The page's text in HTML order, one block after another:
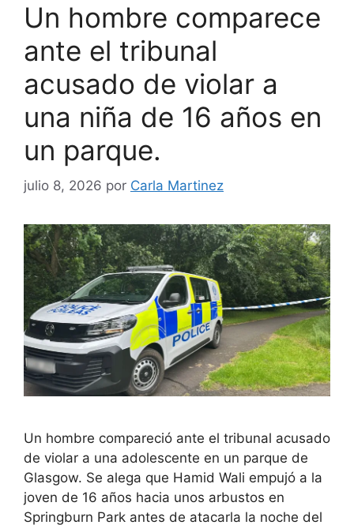
Un hombre comparece
ante el tribunal
acusado de violar a
una niña de 16 años en
un parque.
julio 8, 2026 por Carla Martinez
Un hombre compareció ante el tribunal acusado
de violar a una adolescente en un parque de
Glasgow. Se alega que Hamid Wali empujó a la
joven de 16 años hacia unos arbustos en
Springburn Park antes de atacarla la noche del